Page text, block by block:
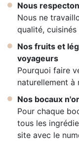
Nous
Nous ne
qualité,
Nos fruits et
voyageurs
Pourquoi faire
naturellement à
Nos bocaux
Pour chaque
tous les
site avec le